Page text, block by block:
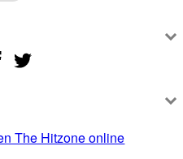
The Hitzone online